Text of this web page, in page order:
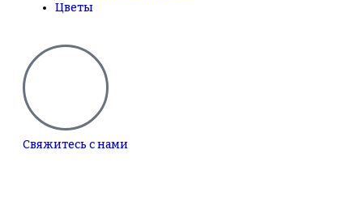
Цветы
Свяжитесь с нами